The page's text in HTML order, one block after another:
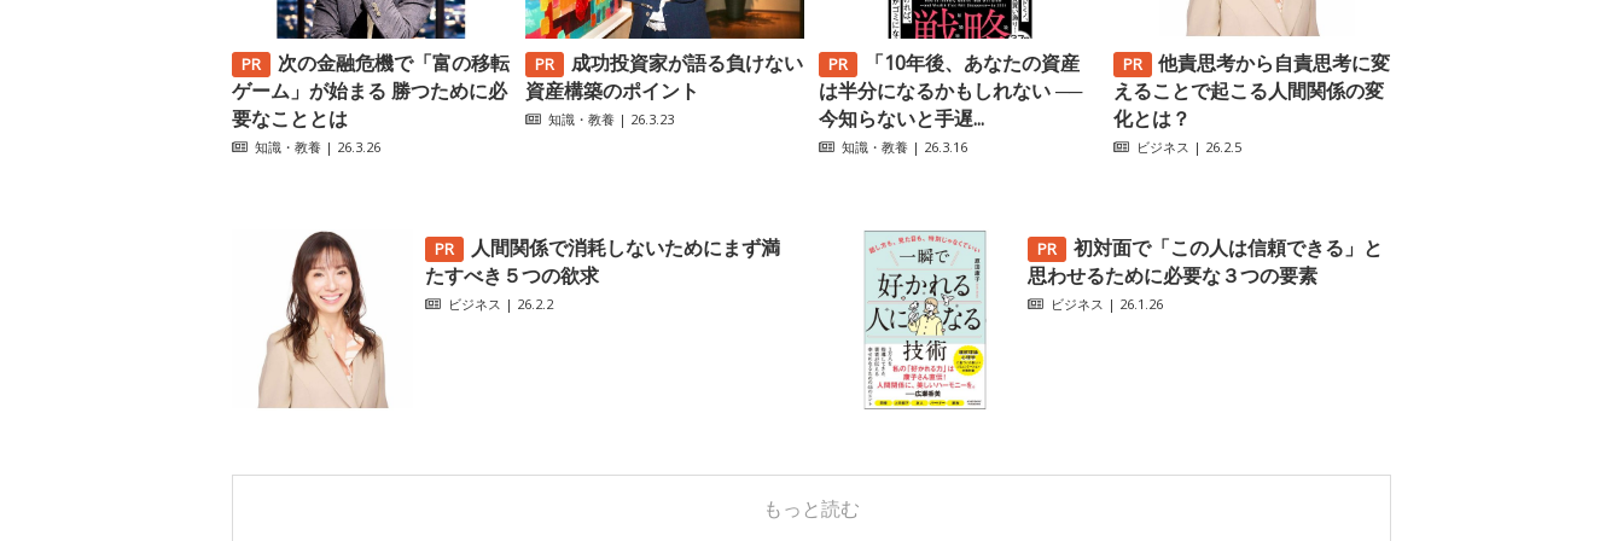
次の金融危機で「富の移転
ゲーム」が始まる 勝つために必
要なこととは
知識・教養 | 26.3.26
成功投資家が語る負けない
資産構築のポイント
知識・教養 | 26.3.23
「10年後、あなたの資産
は半分になるかもしれない ──
今知らないと手遅...
知識・教養 | 26.3.16
他責思考から自責思考に変
えることで起こる人間関係の変
化とは？
ビジネス | 26.2.5
人間関係で消耗しないためにまず満
たすべき５つの欲求
ビジネス | 26.2.2
初対面で「この人は信頼できる」と
思わせるために必要な３つの要素
ビジネス | 26.1.26
もっと読む